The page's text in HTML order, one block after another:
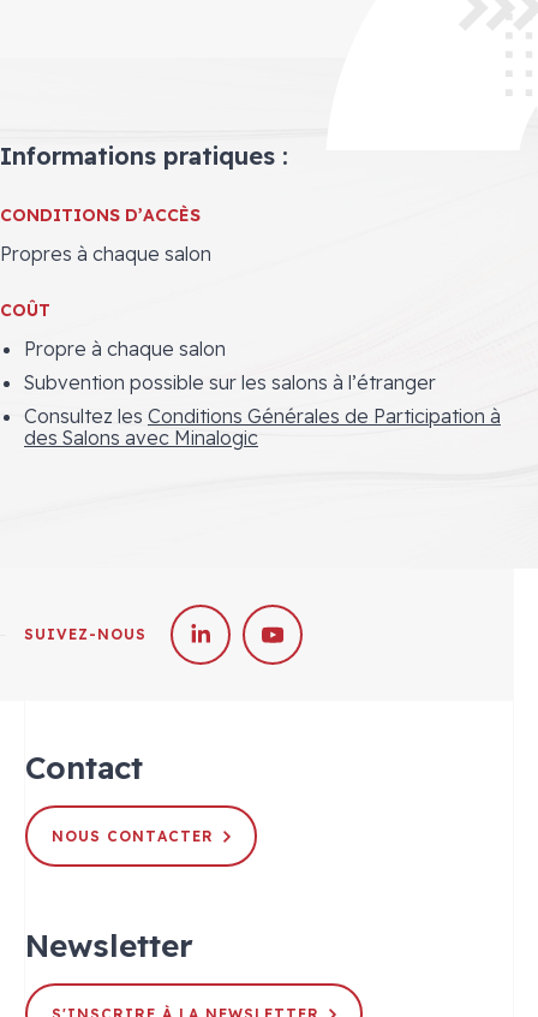
Informations pratiques :
CONDITIONS D’ACCÈS
Propres à chaque salon
COÛT
Propre à chaque salon
Subvention possible sur les salons à l’étranger
Consultez les Conditions Générales de Participation à
des Salons avec Minalogic
SUIVEZ-NOUS
Contact
NOUS CONTACTER
Newsletter